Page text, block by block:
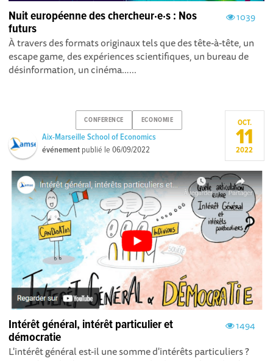
1039
Nuit européenne des chercheur·e·s : Nos
futurs
À travers des formats originaux tels que des tête-à-tête, un
escape game, des expériences scientifiques, un bureau de
désinformation, un cinéma…...
CONFERENCE ECONOMIE
Aix-Marseille School of Economics
événement publié le06/09/2022
OCT.
11
2022
1494
Intérêt général, intérêt particulier et
démocratie
L'intérêt général est-il une somme d'intérêts particuliers ?